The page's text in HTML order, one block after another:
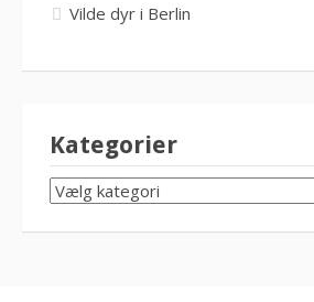
Vilde dyr i Berlin
Kategorier
KATEGORIER